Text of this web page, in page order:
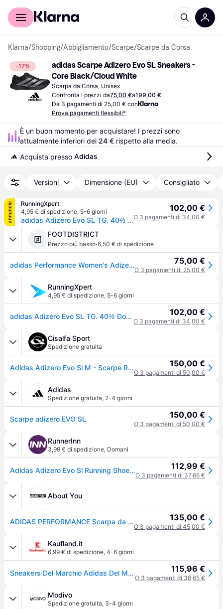
Per il tuo shopping
Klarna/Shopping/Abbigliamento/Scarpe/Scarpe da Corsa
-17%
adidas Scarpe Adizero Evo SL Sneakers -
Core Black/Cloud White
Scarpa da Corsa, Unisex
Confronta i prezzi da75,00 €a199,00 €
Da 3 pagamenti di 25,00 € con
Prova pagamenti flessibili*
È un buon momento per acquistare! I prezzi sono
attualmente inferiori del 24 € rispetto alla media.
Acquista presso Adidas
Versioni Dimensione (EU) Consigliato
annuncio
RunningXpert
4,95 € di spedizione, 5-6 giorni
adidas Adizero Evo SL TG. 40⅔ Donna Nero Scarpe
102,00 €
O 3 pagamenti di 34,00 €
FOOTDISTRICT
Prezzo più basso·6,50 € di spedizione
adidas Performance Women's Adizero Evo SL 75,00 €
O 3 pagamenti di 25,00 €
RunningXpert
4,95 € di spedizione, 5-6 giorni
adidas Adizero Evo SL TG. 40⅔ Donna Nero Scarpe 102,00 €
O 3 pagamenti di 34,00 €
Cisalfa Sport
Spedizione gratuita
Adidas Adizero Evo Sl M - Scarpe Running - Uomo - Nero - 40 2/3 150,00 €
O 3 pagamenti di 50,00 €
Adidas
Spedizione gratuita, 2-4 giorni
Scarpe adizero EVO SL 150,00 €
O 3 pagamenti di 50,00 €
RunnerInn
3,99 € di spedizione, Domani
Adidas Adizero Evo Sl Running Shoes Nero EU 40 Uomo 112,99 €
O 3 pagamenti di 37,66 €
About You
ADIDAS PERFORMANCE Scarpa da corsa 'Adizero Evo SL' grigio / nero 135,00 €
O 3 pagamenti di 45,00 €
Kaufland.it
6,99 € di spedizione, 4-6 giorni
Sneakers Del Marchio Adidas Del Modello Adizero Evo Sl M Nero 115,96 €
O 3 pagamenti di 38,65 €
Modivo
Spedizione gratuita, 3-4 giorni